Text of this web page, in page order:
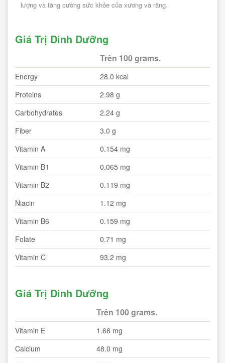
lượng và tăng cường sức khỏe của xương và răng.
Giá Trị Dinh Dưỡng
Trên 100 grams.
Energy
28.0 kcal
Proteins
2.98 g
Carbohydrates
2.24 g
Fiber
3.0 g
Vitamin A
0.154 mg
Vitamin B1
0.065 mg
Vitamin B2
0.119 mg
Niacin
1.12 mg
Vitamin B6
0.159 mg
Folate
0.71 mg
Vitamin C
93.2 mg
Giá Trị Dinh Dưỡng
Trên 100 grams.
Vitamin E
1.66 mg
Calcium
48.0 mg